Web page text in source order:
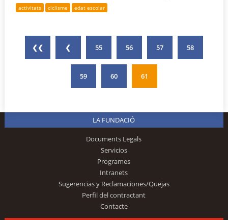
activitats ciclisme edat escolar
❮❮ ❮ 55 56 57 58
59 60 61
LA FUNDACIÓ
Documents Legals
Servicios
Programes
Intranets
Sugerencias y Reclamaciones/Quejas
Perfil del contractant
Contacte